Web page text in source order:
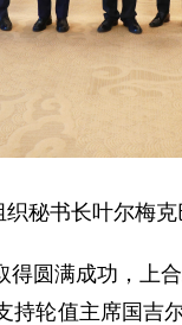
秘书长叶尔梅克
圆满成功，上
轮值主席国吉